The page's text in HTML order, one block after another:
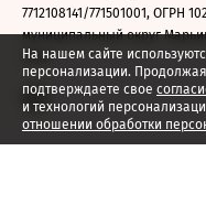
На нашем сайте
персонализации.
подтверждаете свое
и технологий
отношении обработки
7712108141/771501001, ОГРН
муниципальный округ
2026